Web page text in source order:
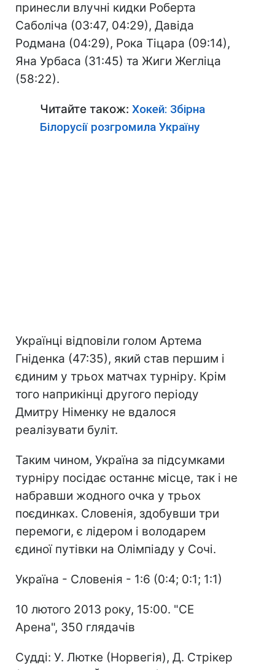
принесли влучні кидки Роберта
Саболіча (03:47, 04:29), Давіда
Родмана (04:29), Рока Тіцара (09:14),
Яна Урбаса (31:45) та Жиги Жегліца
(58:22).
Читайте також: Хокей: Збірна
Білорусії розгромила Україну
Українці відповіли голом Артема
Гніденка (47:35), який став першим і
єдиним у трьох матчах турніру. Крім
того наприкінці другого періоду
Дмитру Німенку не вдалося
реалізувати буліт.
Таким чином, Україна за підсумками
турніру посідає останнє місце, так і не
набравши жодного очка у трьох
поєдинках. Словенія, здобувши три
перемоги, є лідером і володарем
єдиної путівки на Олімпіаду у Сочі.
Україна - Словенія - 1:6 (0:4; 0:1; 1:1)
10 лютого 2013 року, 15:00. "СЕ
Арена", 350 глядачів
Судді: У. Лютке (Норвегія), Д. Стрікер